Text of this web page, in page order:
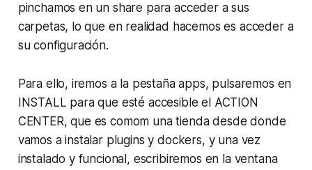
pinchamos en un share para acceder a sus
carpetas, lo que en realidad hacemos es acceder a
su configuración.
Para ello, iremos a la pestaña apps, pulsaremos en
INSTALL para que esté accesible el ACTION
CENTER, que es comom una tienda desde donde
vamos a instalar plugins y dockers, y una vez
instalado y funcional, escribiremos en la ventana